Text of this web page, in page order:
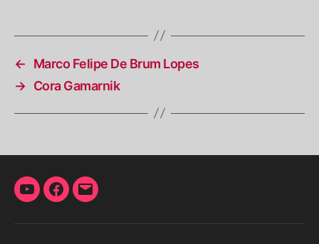
←
Marco Felipe De Brum Lopes
→ Cora Gamarnik
YouTubeFacebook
Correo